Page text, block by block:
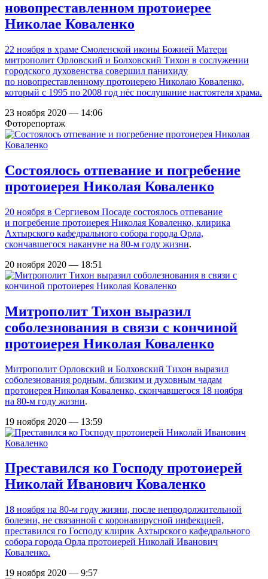
новопреставленном протоиерее
Николае Коваленко
22 ноября в храме Смоленской иконы Божией Матери
митрополит Орловский и Болховский Тихон в сослужении
городского духовенства совершил панихиду
по новопреставленному протоиерею Николаю Коваленко,
который с 1995 по 2008 год нёс послушание настоятеля храма.
23 ноября 2020 — 14:06
Фоторепортаж
Состоялось отпевание и погребение
протоиерея Николая Коваленко
20 ноября в Сергиевом Посаде состоялось отпевание
и погребение протоиерея Николая Коваленко, клирика
Ахтырского кафедрального собора города Орла,
скончавшегося накануне на 80-м году жизни.
20 ноября 2020 — 18:51
Митрополит Тихон выразил
соболезнования в связи с кончиной
протоиерея Николая Коваленко
Митрополит Орловский и Болховский Тихон выразил
соболезнования родным, близким и духовным чадам
протоиерея Николая Коваленко, скончавшегося 18 ноября
на 80-м году жизни.
19 ноября 2020 — 13:59
Преставился ко Господу протоиерей
Николай Иванович Коваленко
18 ноября на 80-м году жизни, после непродолжительной
болезни, не связанной с коронавирусной инфекцией,
преставился го Господу клирик Ахтырского кафедрального
собора города Орла протоиерей Николай Иванович
Коваленко.
19 ноября 2020 — 9:57